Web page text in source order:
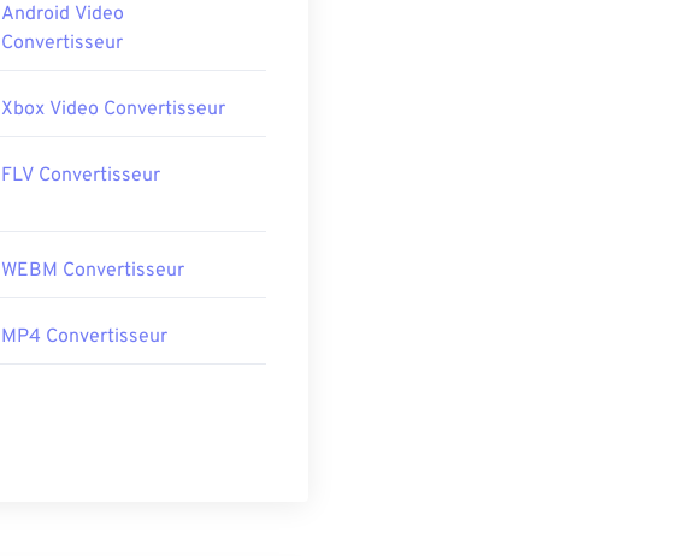
Android Video
Convertisseur
Xbox Video Convertisseur
FLV Convertisseur
WEBM Convertisseur
MP4 Convertisseur